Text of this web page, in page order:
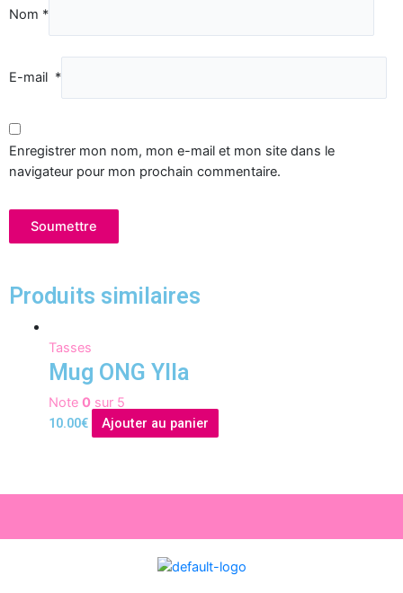
Nom *
E-mail *
Enregistrer mon nom, mon e-mail et mon site dans le
navigateur pour mon prochain commentaire.
Produits similaires
Tasses
Mug ONG Ylla
Note 0sur 5
10.00€ Ajouter au panier